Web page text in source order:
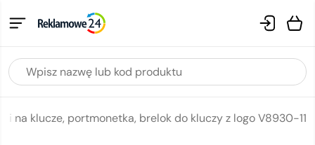
na klucze, portmonetka, brelok do kluczy z logo V8930-11